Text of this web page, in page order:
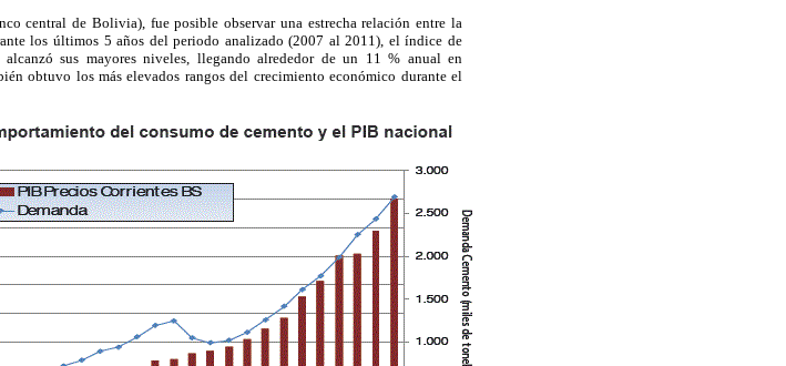
central de Bolivia), fue posible observar una estrecha relación entre la
los últimos 5 años del periodo analizado (2007 al 2011), el índice de
sus mayores niveles, llegando alrededor de un 11 % anual en
obtuvo los más elevados rangos del crecimiento económico durante el